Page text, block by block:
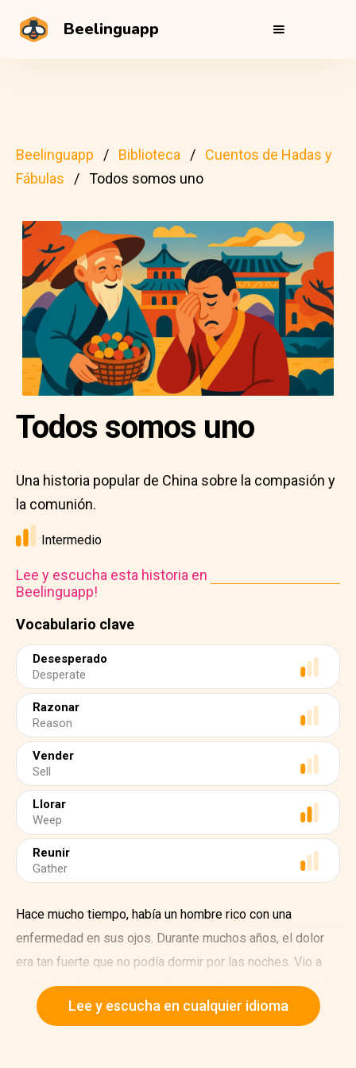
Beelinguapp
Beelinguapp Biblioteca
Cuentos de Hadas y
Fábulas
Todos somos uno
Vocabulario clave
Desesperado
Desperate
Razonar
Reason
Vender
Sell
Llorar
Weep
Reunir
Gather
Todos somos uno
Una historia popular de China sobre la compasión y
la comunión.
Intermedio
Lee y escucha esta historia en
Beelinguapp!
Hace mucho tiempo, había un hombre rico con una
enfermedad en sus ojos. Durante muchos años, el dolor
era tan fuerte que no podía dormir por las noches. Vio a
todos los doctores que pudo, pero ninguno pudo ayudarlo.
"¿De qué me sirve todo mi dinero?" exclamó de mal
Lee y escucha en cualquier idioma